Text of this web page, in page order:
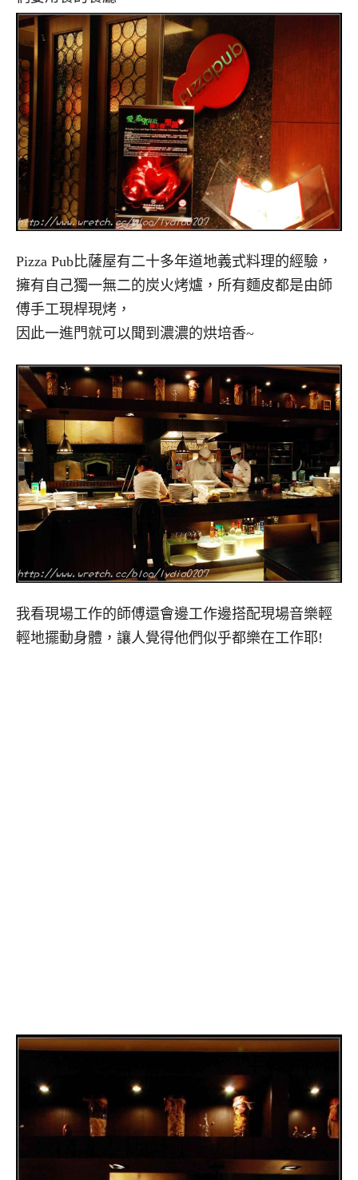
Pizza Pub比薩屋有二十多年道地義式料理的經驗，
擁有自己獨一無二的炭火烤爐，所有麵皮都是由師
傅手工現桿現烤，
因此一進門就可以聞到濃濃的烘培香~
我看現場工作的師傅還會邊工作邊搭配現場音樂輕
輕地擺動身體，讓人覺得他們似乎都樂在工作耶!